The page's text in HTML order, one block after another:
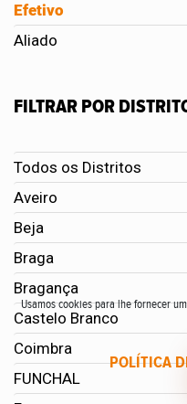
Efetivo
Aliado
FILTRAR POR
Todos os Distritos
Aveiro
Beja
Braga
Bragança
Castelo Branco
Coimbra
FUNCHAL
Usamos cookies para lhe fornecer
POLÍTICA